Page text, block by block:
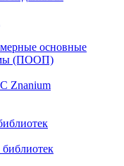
основные
(ПООП)
Znanium